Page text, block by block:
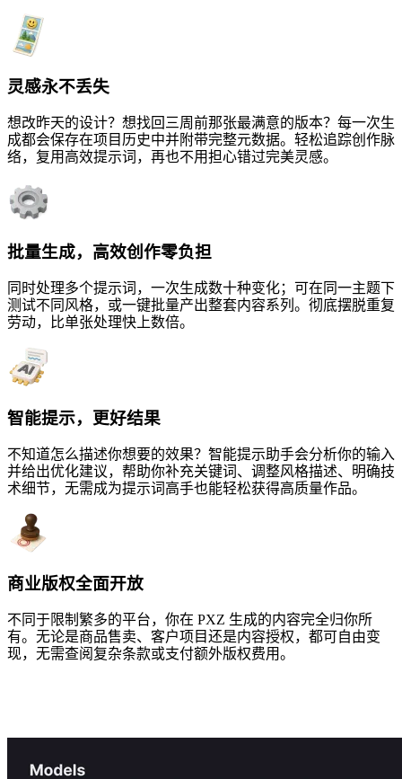
灵感永不丢失
想改昨天的设计？想找回三周前那张最满意的版本？每一次生
成都会保存在项目历史中并附带完整元数据。轻松追踪创作脉
络，复用高效提示词，再也不用担心错过完美灵感。
批量生成，高效创作零负担
同时处理多个提示词，一次生成数十种变化；可在同一主题下
测试不同风格，或一键批量产出整套内容系列。彻底摆脱重复
劳动，比单张处理快上数倍。
智能提示，更好结果
不知道怎么描述你想要的效果？智能提示助手会分析你的输入
并给出优化建议，帮助你补充关键词、调整风格描述、明确技
术细节，无需成为提示词高手也能轻松获得高质量作品。
商业版权全面开放
不同于限制繁多的平台，你在 PXZ 生成的内容完全归你所
有。无论是商品售卖、客户项目还是内容授权，都可自由变
现，无需查阅复杂条款或支付额外版权费用。